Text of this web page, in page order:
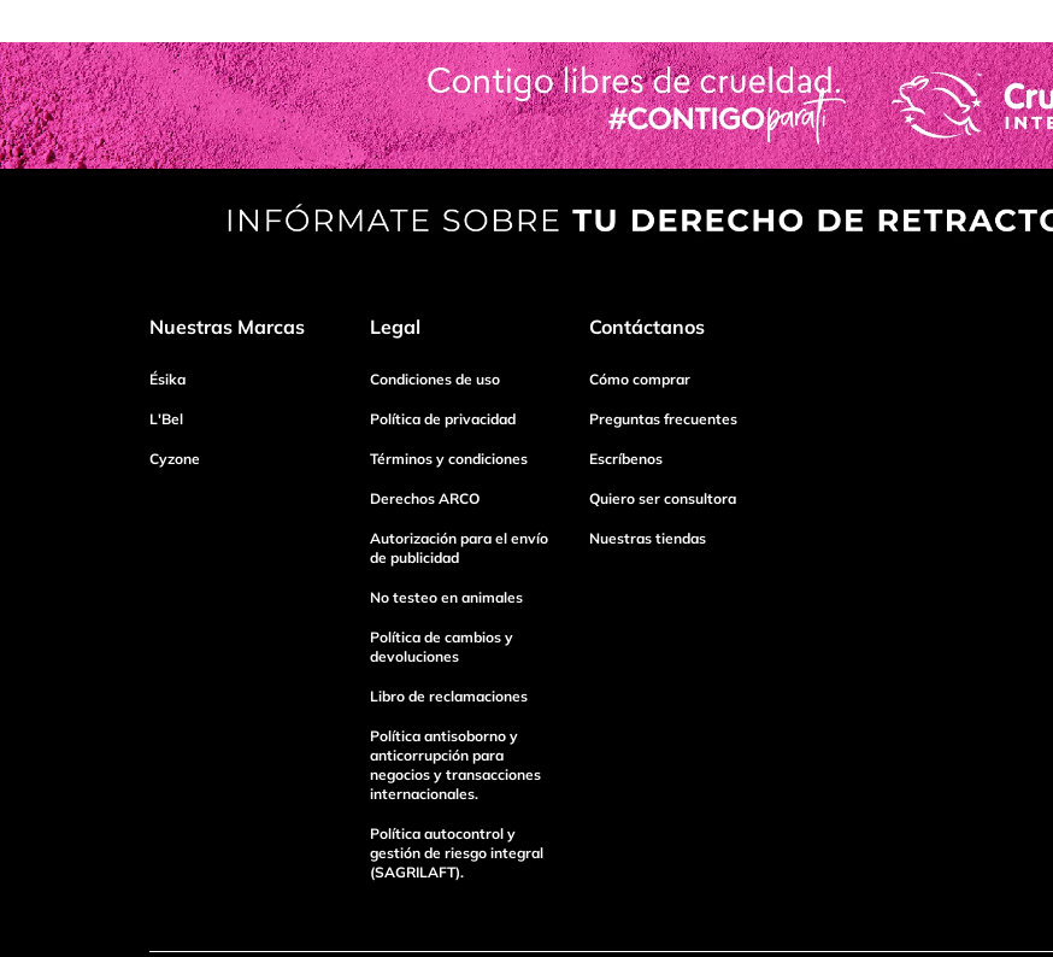
Agregar comentario
Título
Nuestras Marcas
Ésika
L'Bel
Cyzone
Legal
Condiciones de uso
Política de privacidad
Términos y condiciones
Derechos ARCO
Autorización para el envío
de publicidad
No testeo en animales
Política de cambios y
devoluciones
Libro de reclamaciones
Política antisoborno y
anticorrupción para
negocios y transacciones
internacionales.
Política autocontrol y
gestión de riesgo integral
(SAGRILAFT).
Contáctanos
Cómo comprar
Preguntas frecuentes
Escríbenos
Quiero ser consultora
Nuestras tiendas